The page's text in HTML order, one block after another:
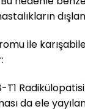
ile
T1
da ele